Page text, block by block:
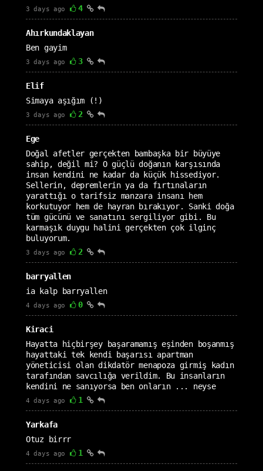
3 days ago 4
Ahırkundaklayan
Ben gayim
3 days ago 3
Elif
Simaya aşığım (!)
3 days ago 2
Ege
Doğal afetler gerçekten bambaşka bir büyüye
sahip, değil mi? O güçlü doğanın karşısında
insan kendini ne kadar da küçük hissediyor.
Sellerin, depremlerin ya da fırtınaların
yarattığı o tarifsiz manzara insanı hem
korkutuyor hem de hayran bırakıyor. Sanki doğa
tüm gücünü ve sanatını sergiliyor gibi. Bu
karmaşık duygu halini gerçekten çok ilginç
buluyorum.
3 days ago 2
barryallen
ia kalp barryallen
4 days ago 0
Kiraci
Hayatta hiçbirşey başaramamış eşinden boşanmış
hayattaki tek kendi başarısı apartman
yöneticisi olan dikdatör menapoza girmiş kadın
tarafından savcılığa verildim. Bu insanların
kendini ne sanıyorsa ben onların ... neyse
4 days ago 1
Yarkafa
Otuz birrr
4 days ago 1